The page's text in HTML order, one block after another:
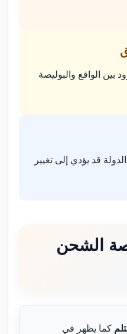
بين الواقع والبوليصة
قد يؤدي إلى تغيير
الشحن
كما يظهر في